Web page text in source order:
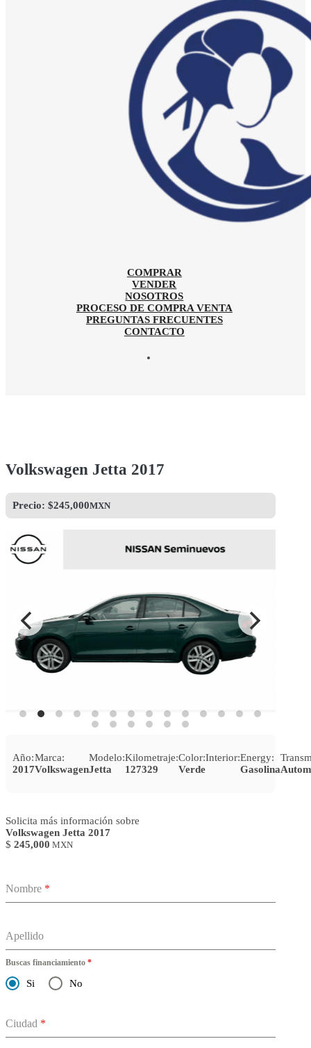
COMPRAR
VENDER
NOSOTROS
PROCESO DE COMPRA VENTA
PREGUNTAS FRECUENTES
CONTACTO
Volkswagen Jetta 2017
Precio: $245,000MXN
Año:
2017
Marca:
Volkswagen
Modelo:
Jetta
Kilometraje:
127329
Color:
Verde
Interior:Energy:
Gasolina
Solicita más información sobre
Volkswagen Jetta 2017
$ 245,000 MXN
Nombre *
Apellido
Buscas financiamiento *
Si No
Ciudad *